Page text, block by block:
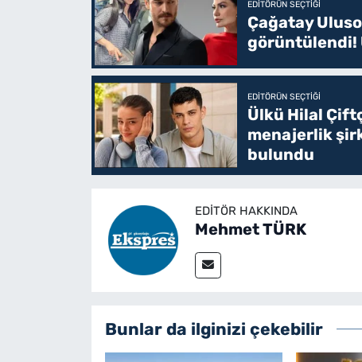
EDITÖRÜN SEÇTIĞI
Çağatay
görüntülendi!
EDITÖRÜN SEÇTIĞI
Ülkü Hilal
menajerlik
bulundu
EDITÖR HAKKINDA
Mehmet TÜRK
Bunlar da ilginizi çekebilir